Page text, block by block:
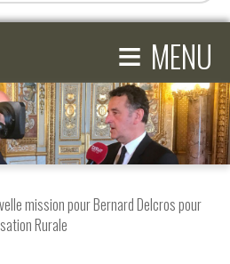
≡ MENU
mission pour Bernard Delcros pour
Rurale